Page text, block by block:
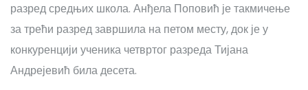
разред средњих школа. Анђела Поповић је такмичење
за трећи разред завршила на петом месту, док је у
конкуренцији ученика четвртог разреда Тијана
Андрејевић била десета.